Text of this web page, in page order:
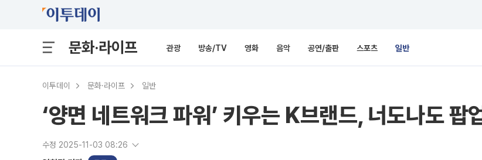
문화·라이프 관광 방송/TV 영화 음악 공연/출판 스포츠 일반
이투데이 문화·라이프 일반
‘양면 네트워크 파워’ 키우는 K브랜드, 너도나도
수정 2025-11-03 08:26